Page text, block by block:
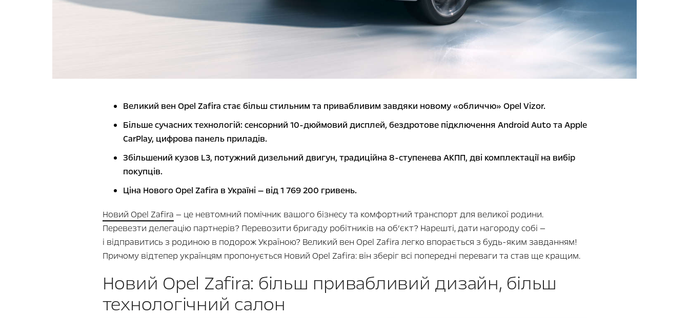
Великий вен Opel Zafira стає більш стильним та привабливим завдяки новому «обличчю» Opel Vizor.
Більше сучасних технологій: сенсорний 10-дюймовий дисплей, бездротове підключення Android Auto та Apple
CarPlay, цифрова панель приладів.
Збільшений кузов L3, потужний дизельний двигун, традиційна 8-ступенева АКПП, дві комплектації на вибір
покупців.
Ціна Нового Opel Zafira в Україні — від 1 769 200 гривень.
Новий Opel Zafira — це невтомний помічник вашого бізнесу та комфортний транспорт для великої родини.
Перевезти делегацію партнерів? Перевозити бригаду робітників на об’єкт? Нарешті, дати нагороду собі —
і відправитись з родиною в подорож Україною? Великий вен Opel Zafira легко впорається з будь-яким завданням!
Причому відтепер українцям пропонується Новий Opel Zafira: він зберіг всі попередні переваги та став ще кращим.
Новий Opel Zafira: більш привабливий дизайн, більш
технологічний салон